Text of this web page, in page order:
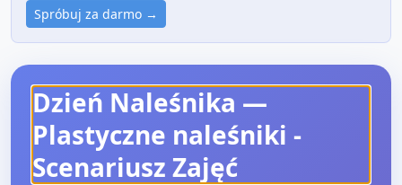
Spróbuj za darmo →
Dzień Naleśnika —
Plastyczne naleśniki -
Scenariusz Zajęć